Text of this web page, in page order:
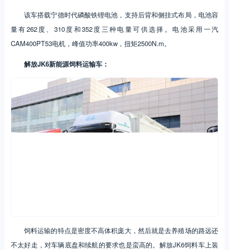
该车搭载宁德时代磷酸铁锂电池，支持后背和侧挂式布局，电池容
量有262度、310度和352度三种电量可供选择。电池采用一汽
CAM400PT53电机，峰值功率400kw，扭矩2500N.m。
解放JK6新能源饲料运输车：
饲料运输的特点是密度不高体积庞大，然后就是去养殖场的路远还
不太好走，对车辆底盘和续航的要求也是蛮高的。解放JK6饲料车上装